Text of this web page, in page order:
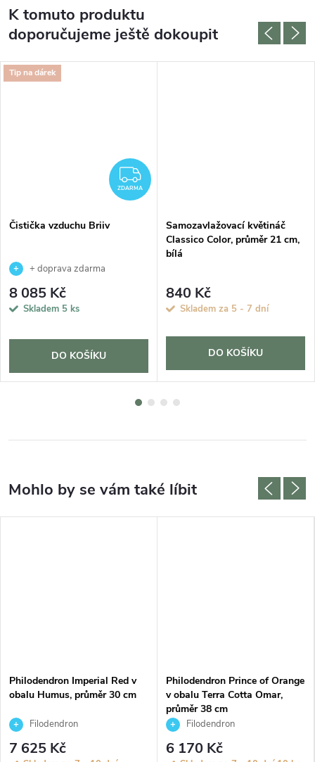
K tomuto produktu
doporučujeme ještě dokoupit
Tip na dárek
ZDARMA
ZDARMA
Čistička vzduchu Briiv
+ doprava zdarma
8 085 Kč
Skladem 5 ks
DO KOŠÍKU
Samozavlažovací květináč
Classico Color, průměr 21 cm,
bílá
840 Kč
Skladem za 5 - 7 dní
DO KOŠÍKU
Philodendron Imperial Red v
obalu Humus, průměr 30 cm
Filodendron
7 625 Kč
Philodendron Prince of Orange
v obalu Terra Cotta Omar,
průměr 38 cm
Filodendron
6 170 Kč